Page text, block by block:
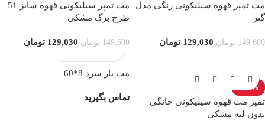
مت تمپر قهوه سیلیکونی رنگی مدل
گتر
149,600 تومان 129,030 تومان
مت تمپر سیلیکونی قهوه سایز 51
طرح برگ مشکی
149,600 تومان 129,030 تومان
-22%
تمپر مت قهوه سیلیکونی خانگی
بدون لبه مشکی
مت بار سرد 8*60
تماس بگیرید